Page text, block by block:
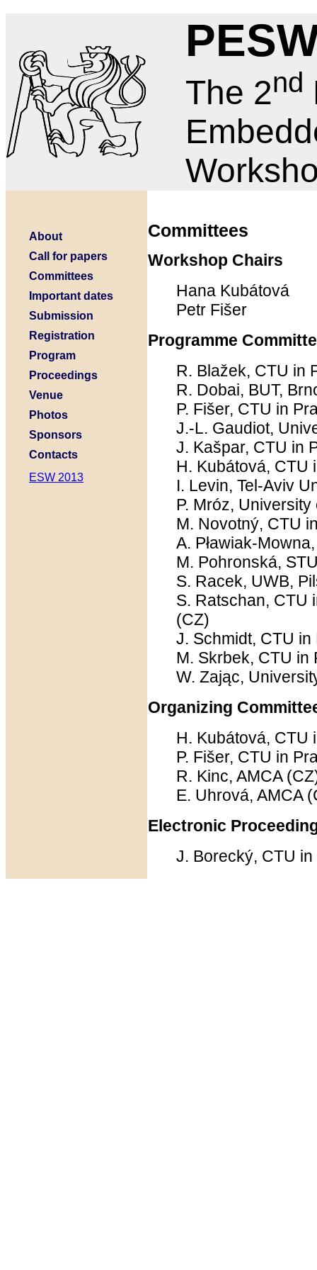
The 2nd
About
Call for papers
Committees
Important dates
Submission
Registration
Program
Proceedings
Venue
Photos
Sponsors
Contacts
ESW 2013
Committees
Workshop Chairs
Hana Kubátová
Petr Fišer
Programme
R. Blažek, CTU in
R. Dobai, BUT,
P. Fišer, CTU in
J.-L. Gaudiot,
J. Kašpar, CTU in
H. Kubátová, CTU
I. Levin, Tel-Aviv
P. Mróz,
M. Novotný, CTU
A. Pławiak-
M. Pohronská,
S. Racek, UWB,
S. Ratschan, CTU
(CZ)
J. Schmidt, CTU
M. Skrbek, CTU in
W. Zając,
Organizing
H. Kubátová, CTU
P. Fišer, CTU in
R. Kinc, AMCA
E. Uhrová, AMCA
Electronic
J. Borecký, CTU